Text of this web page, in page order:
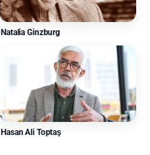
Natalia Ginzburg
Hasan Ali Toptaş